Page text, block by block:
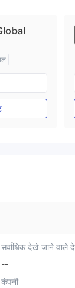
सर्वाधिक देखे जाने वाले
--
कंपनी